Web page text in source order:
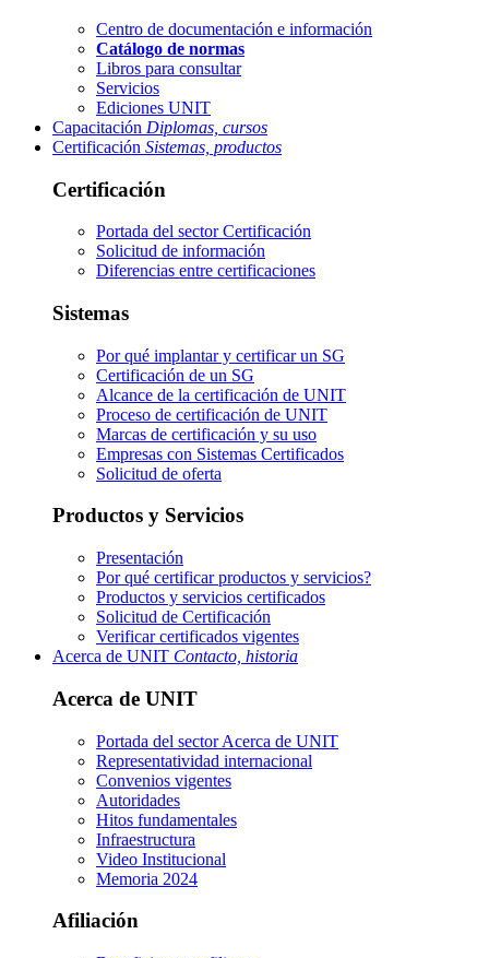
Centro de documentación e información
Catálogo de normas
Libros para consultar
Servicios
Ediciones UNIT
Capacitación Diplomas, cursos
Certificación Sistemas, productos
Certificación
Portada del sectorCertificación
Solicitud de información
Diferencias entre certificaciones
Sistemas
Por qué implantar y certificar un SG
Certificación de un SG
Alcance de la certificación de UNIT
Proceso de certificación de UNIT
Marcas de certificación y su uso
Empresas con Sistemas Certificados
Solicitud de oferta
Productos y Servicios
Presentación
Por qué certificar productos y servicios?
Productos y servicios certificados
Solicitud de Certificación
Verificar certificados vigentes
Acerca de UNIT Contacto, historia
Acerca de UNIT
Portada del sectorAcerca de UNIT
Representatividad internacional
Convenios vigentes
Autoridades
Hitos fundamentales
Infraestructura
Video Institucional
Memoria 2024
Afiliación